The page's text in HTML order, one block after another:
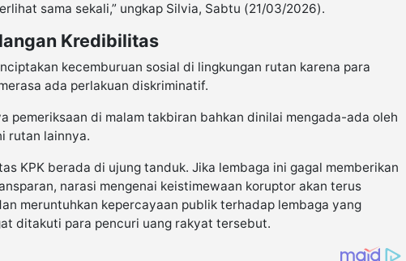
sama sekali,” ungkap Silvia, Sabtu (21/03/2026).
Kredibilitas
kecemburuan sosial di lingkungan rutan karena para
ada perlakuan diskriminatif.
pemeriksaan di malam takbiran bahkan dinilai mengada-ada oleh
rutan lainnya.
KPK berada di ujung tanduk. Jika lembaga ini gagal memberikan
narasi mengenai keistimewaan koruptor akan terus
meruntuhkan kepercayaan publik terhadap lembaga yang
ditakuti para pencuri uang rakyat tersebut.